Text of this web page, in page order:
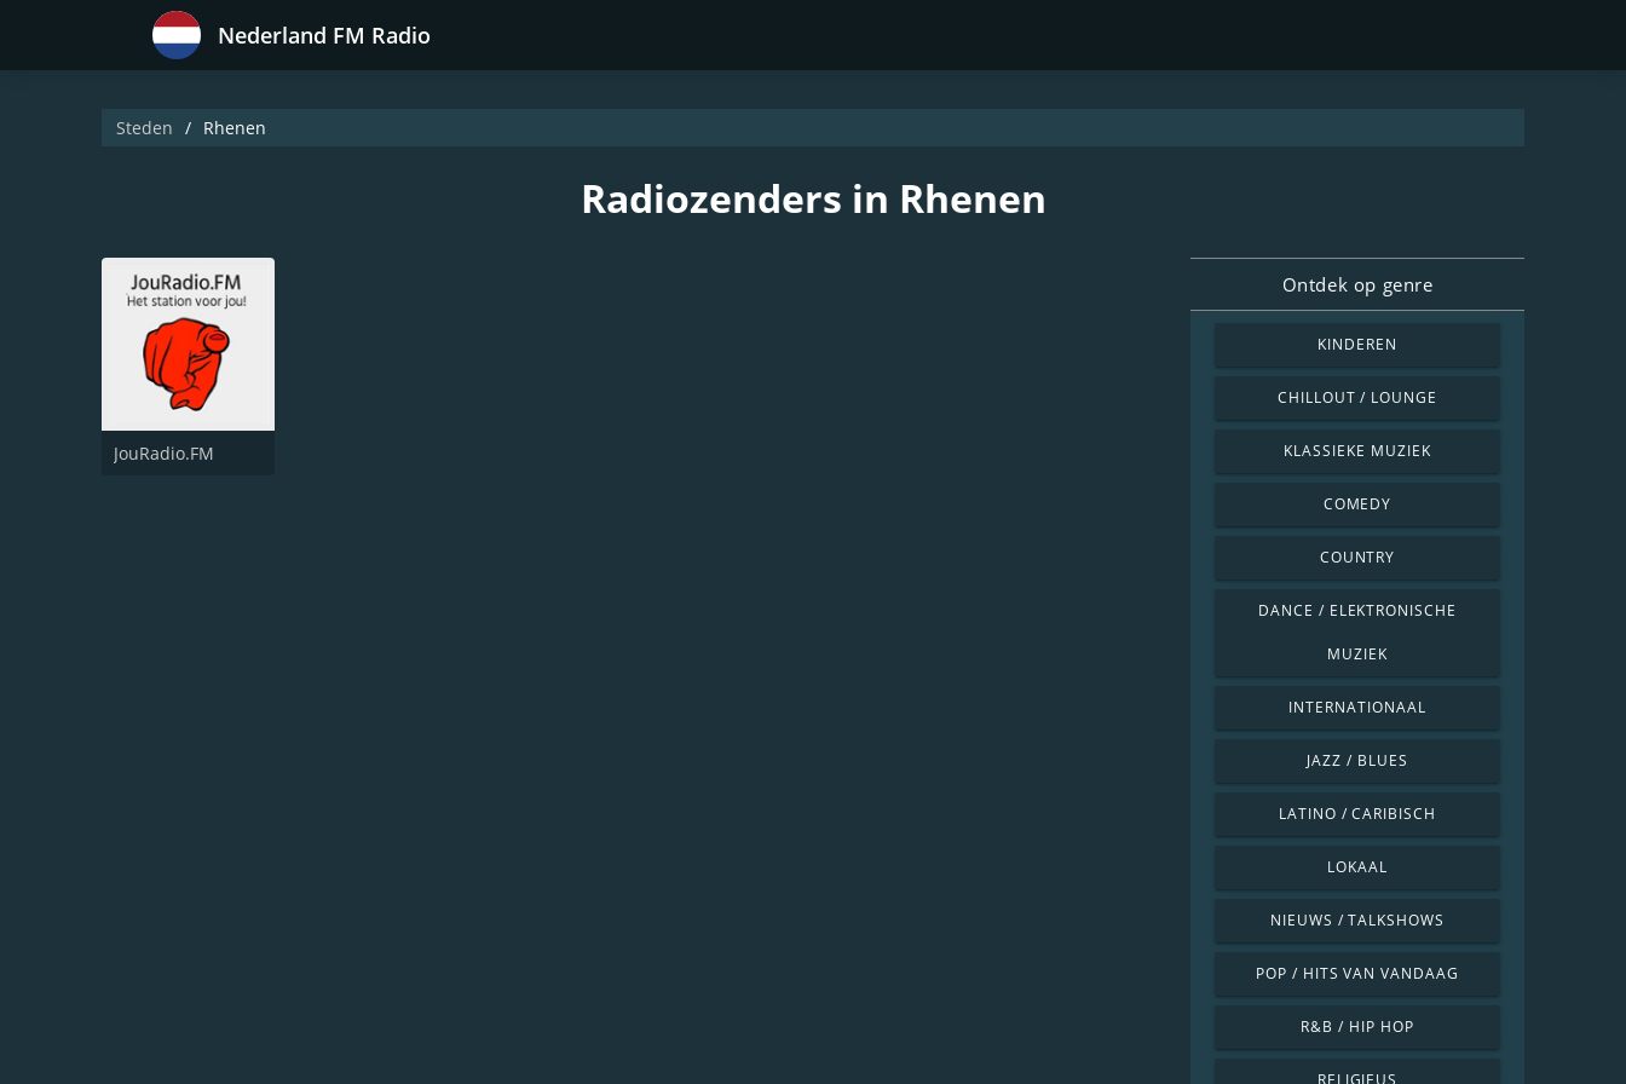
Nederland FM Radio
Steden Rhenen
Radiozenders in Rhenen
JouRadio.FM
Ontdek op genre
KINDEREN
CHILLOUT / LOUNGE
KLASSIEKE MUZIEK
COMEDY
COUNTRY
DANCE / ELEKTRONISCHE
MUZIEK
INTERNATIONAAL
JAZZ / BLUES
LATINO / CARIBISCH
LOKAAL
NIEUWS / TALKSHOWS
POP / HITS VAN VANDAAG
R&B / HIP HOP
RELIGIEUS